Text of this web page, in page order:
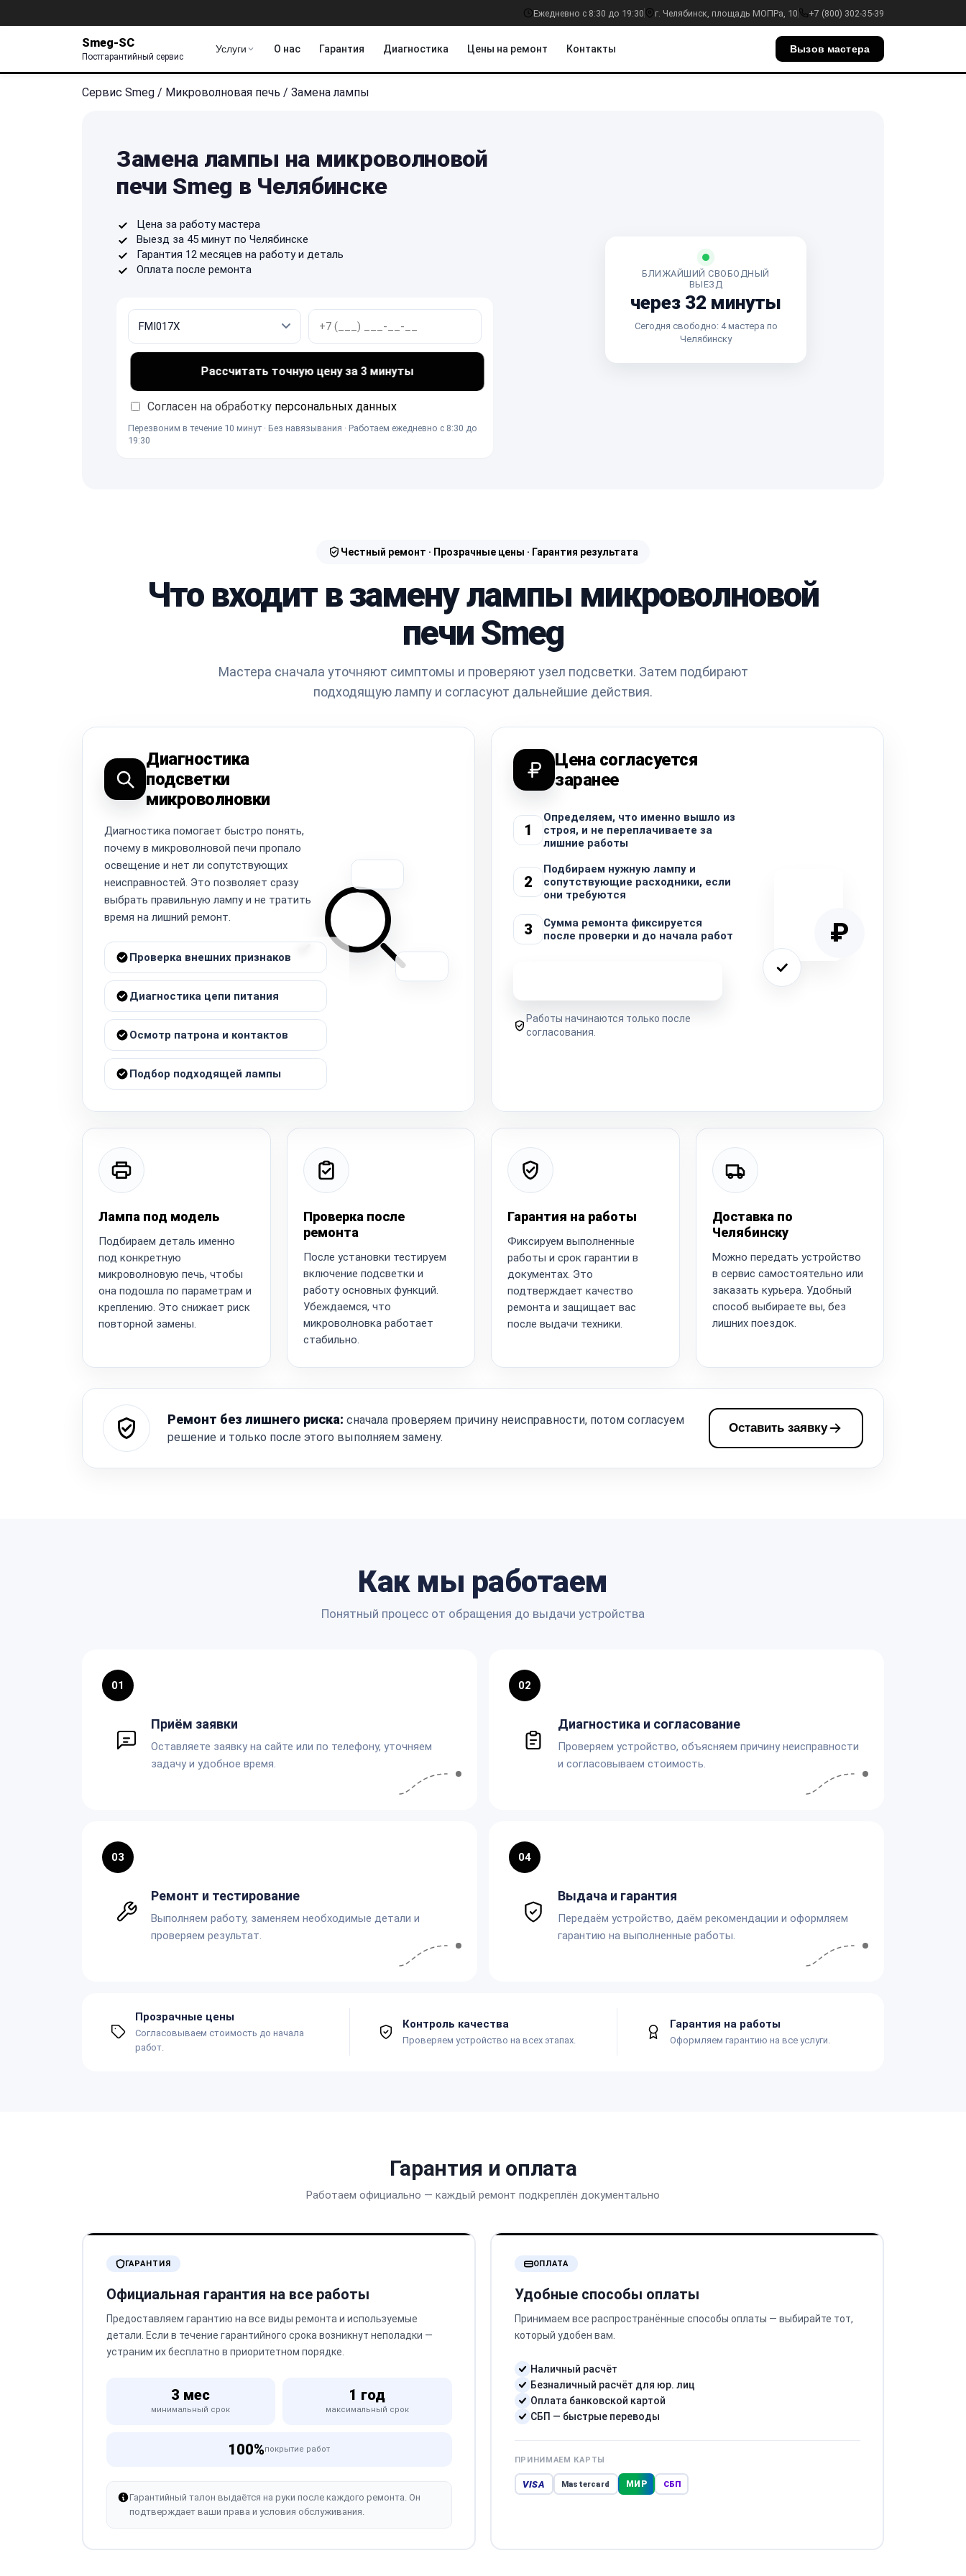
Ежедневно с 8:30 до 19:30 г. Челябинск, площадь МОПРа, 10 +7 (800) 302-35-39
Smeg-SC
Постгарантийный сервис
Услуги О нас Гарантия Диагностика Цены на ремонт Контакты Вызов мастера
Сервис Smeg / Микроволновая печь / Замена лампы
Замена лампы на микроволновой
печи Smeg в Челябинске
Цена за работу мастера
Выезд за 45 минут по Челябинске
Гарантия 12 месяцев на работу и деталь
Оплата после ремонта
Рассчитать точную цену за 3 минуты
Согласен на обработку персональных данных
Перезвоним в течение 10 минут · Без навязывания · Работаем ежедневно с 8:30 до
19:30
БЛИЖАЙШИЙ СВОБОДНЫЙ
ВЫЕЗД
через 32 минуты
Сегодня свободно: 4 мастера по
Челябинску
Честный ремонт · Прозрачные цены · Гарантия результата
Что входит в замену лампы микроволновой
печи Smeg
Мастера сначала уточняют симптомы и проверяют узел подсветки. Затем подбирают
подходящую лампу и согласуют дальнейшие действия.
Диагностика
подсветки
микроволновки
Диагностика помогает быстро понять,
почему в микроволновой печи пропало
освещение и нет ли сопутствующих
неисправностей. Это позволяет сразу
выбрать правильную лампу и не тратить
время на лишний ремонт.
Проверка внешних признаков
Диагностика цепи питания
Осмотр патрона и контактов
Подбор подходящей лампы
Цена согласуется
заранее
1
Определяем, что именно вышло из
строя, и не переплачиваете за
лишние работы
2
Подбираем нужную лампу и
сопутствующие расходники, если
они требуются
3
Сумма ремонта фиксируется
после проверки и до начала работ
Работы начинаются только после
согласования.
₽
Лампа под модель
Подбираем деталь именно
под конкретную
микроволновую печь, чтобы
она подошла по параметрам и
креплению. Это снижает риск
повторной замены.
Проверка после
ремонта
После установки тестируем
включение подсветки и
работу основных функций.
Убеждаемся, что
микроволновка работает
стабильно.
Гарантия на работы
Фиксируем выполненные
работы и срок гарантии в
документах. Это
подтверждает качество
ремонта и защищает вас
после выдачи техники.
Доставка по
Челябинску
Можно передать устройство
в сервис самостоятельно или
заказать курьера. Удобный
способ выбираете вы, без
лишних поездок.
Ремонт без лишнего риска: сначала проверяем причину неисправности, потом согласуем
решение и только после этого выполняем замену.
Оставить заявку
Как мы работаем
Понятный процесс от обращения до выдачи устройства
01
Приём заявки
Оставляете заявку на сайте или по телефону, уточняем
задачу и удобное время.
02
Диагностика и согласование
Проверяем устройство, объясняем причину неисправности
и согласовываем стоимость.
03
Ремонт и тестирование
Выполняем работу, заменяем необходимые детали и
проверяем результат.
04
Выдача и гарантия
Передаём устройство, даём рекомендации и оформляем
гарантию на выполненные работы.
Прозрачные цены
Согласовываем стоимость до начала
работ.
Контроль качества
Проверяем устройство на всех этапах.
Гарантия на работы
Оформляем гарантию на все услуги.
Гарантия и оплата
Работаем официально — каждый ремонт подкреплён документально
ГАРАНТИЯ
Официальная гарантия на все работы
Предоставляем гарантию на все виды ремонта и используемые
детали. Если в течение гарантийного срока возникнут неполадки —
устраним их бесплатно в приоритетном порядке.
3 мес
минимальный срок
1 год
максимальный срок
100%покрытие работ
Гарантийный талон выдаётся на руки после каждого ремонта. Он
подтверждает ваши права и условия обслуживания.
ОПЛАТА
Удобные способы оплаты
Принимаем все распространённые способы оплаты — выбирайте тот,
который удобен вам.
Наличный расчёт
Безналичный расчёт для юр. лиц
Оплата банковской картой
СБП — быстрые переводы
ПРИНИМАЕМ КАРТЫ
VISA Mastercard МИР СБП